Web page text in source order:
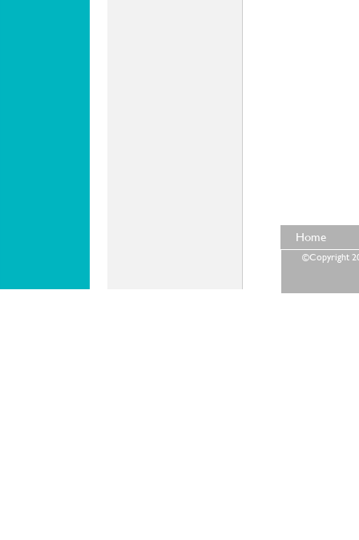
Home
©Copyright